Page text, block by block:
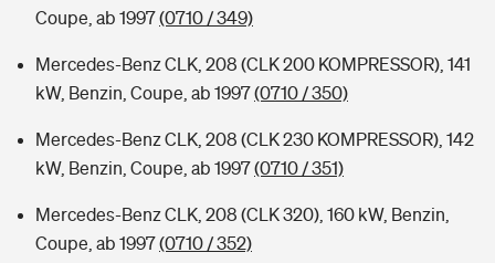
Tools
Kinderunfall-Check: Mehr Sicherheit für deine Kids
Sie haben Fragen?
Coupe, ab 1997(0710 / 349)
Mercedes-Benz CLK, 208 (CLK 200 KOMPRESSOR), 141
kW, Benzin, Coupe, ab 1997(0710 / 350)
Mercedes-Benz CLK, 208 (CLK 230 KOMPRESSOR), 142
kW, Benzin, Coupe, ab 1997(0710 / 351)
Mercedes-Benz CLK, 208 (CLK 320), 160 kW, Benzin,
Coupe, ab 1997(0710 / 352)